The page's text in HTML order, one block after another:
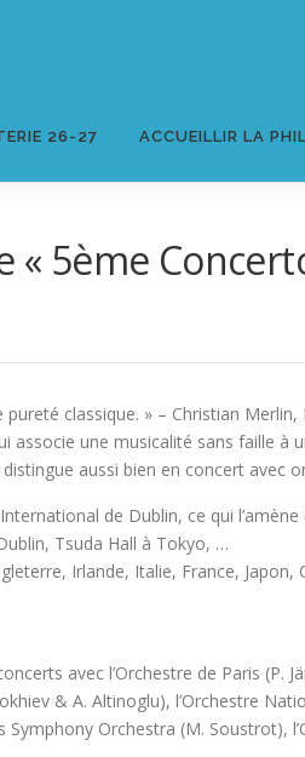
26-27 ACCUEILLIR LA
« 5ème
classique. » – Christian Merlin,
une musicalité sans faille
aussi bien en concert avec
de Dublin, ce qui
Tsuda Hall à Tokyo, …
Irlande, Italie, France,
avec l’Orchestre de Paris (P.
& A. Altinoglu), l’Orchestre
Symphony Orchestra (M. Soustrot),